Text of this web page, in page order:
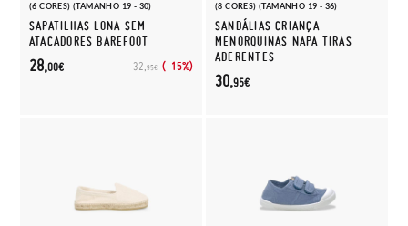
(6 CORES) (TAMANHO 19 - 30)
SAPATILHAS LONA SEM
ATACADORES BAREFOOT
32,95€ (-15%)
28,00€
(8 CORES) (TAMANHO 19 - 36)
SANDÁLIAS CRIANÇA
MENORQUINAS NAPA TIRAS
ADERENTES
30,95€